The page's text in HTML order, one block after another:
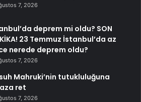
7, 2026
deprem mi oldu? SON
23 Temmuz İstanbul’da az
nerede deprem oldu?
7, 2026
Mahruki’nin tutukluluğuna
ret
7, 2026